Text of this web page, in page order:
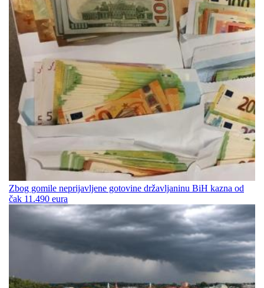
Zbog gomile neprijavljene gotovine državljaninu BiH kazna od
čak 11.490 eura